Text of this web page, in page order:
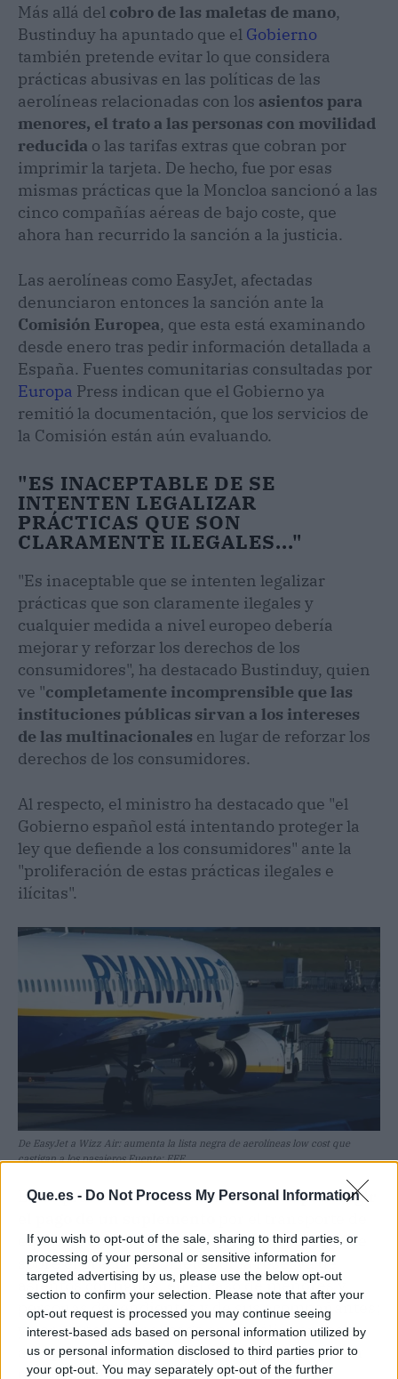
Que.es - Do Not Process My Personal Information
If you wish to opt-out of the sale, sharing to third parties, or
processing of your personal or sensitive information for
targeted advertising by us, please use the below opt-out
section to confirm your selection. Please note that after your
opt-out request is processed you may continue seeing
interest-based ads based on personal information utilized by
us or personal information disclosed to third parties prior to
your opt-out. You may separately opt-out of the further
Más allá del cobro de las maletas de mano,
Bustinduy ha apuntado que el Gobierno
también pretende evitar lo que considera
prácticas abusivas en las políticas de las
aerolíneas relacionadas con los asientos para
menores, el trato a las personas con movilidad
reducida o las tarifas extras que cobran por
imprimir la tarjeta. De hecho, fue por esas
mismas prácticas que la Moncloa sancionó a las
cinco compañías aéreas de bajo coste, que
ahora han recurrido la sanción a la justicia.
Las aerolíneas como EasyJet, afectadas
denunciaron entonces la sanción ante la
Comisión Europea, que esta está examinando
desde enero tras pedir información detallada a
España. Fuentes comunitarias consultadas por
Europa Press indican que el Gobierno ya
remitió la documentación, que los servicios de
la Comisión están aún evaluando.
"ES INACEPTABLE DE SE
INTENTEN LEGALIZAR
PRÁCTICAS QUE SON
CLARAMENTE ILEGALES..."
"Es inaceptable que se intenten legalizar
prácticas que son claramente ilegales y
cualquier medida a nivel europeo debería
mejorar y reforzar los derechos de los
consumidores", ha destacado Bustinduy, quien
ve "completamente incomprensible que las
instituciones públicas sirvan a los intereses
de las multinacionales en lugar de reforzar los
derechos de los consumidores.
Al respecto, el ministro ha destacado que "el
Gobierno español está intentando proteger la
ley que defiende a los consumidores" ante la
"proliferación de estas prácticas ilegales e
ilícitas".
De EasyJet a Wizz Air: aumenta la lista negra de aerolíneas low cost que
castigan a los pasajeros Fuente: EFE
Estas prácticasse declaran abusivas por exigir
equipaje de mano en cabina; de un sobrecoste
sobre el precio del billete por la reserva de
asientos contiguos, en el caso de menores y
personas dependientes y de sus acompañantes;
y por no permitir el pago en metálico en los
aeropuertos españoles. También por imponer
una tasa desproporcionada y abusiva a los